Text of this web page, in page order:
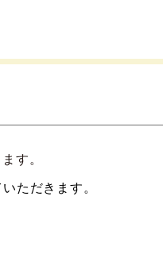
す。
ただきます。